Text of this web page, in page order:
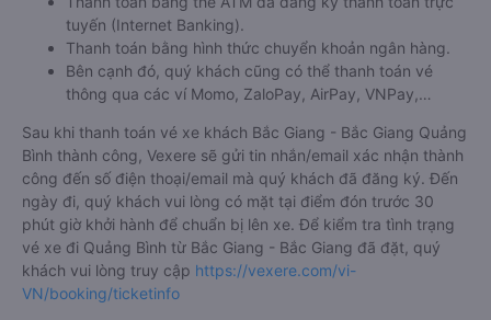
tuyến (Internet Banking).
Thanh toán bằng hình thức chuyển khoản ngân hàng.
Bên cạnh đó, quý khách cũng có thể thanh toán vé
thông qua các ví Momo, ZaloPay, AirPay, VNPay,…
Sau khi thanh toán vé xe khách Bắc Giang - Bắc Giang Quảng
Bình thành công, Vexere sẽ gửi tin nhắn/email xác nhận thành
công đến số điện thoại/email mà quý khách đã đăng ký. Đến
ngày đi, quý khách vui lòng có mặt tại điểm đón trước 30
phút giờ khởi hành để chuẩn bị lên xe. Để kiểm tra tình trạng
vé xe đi Quảng Bình từ Bắc Giang - Bắc Giang đã đặt, quý
khách vui lòng truy cập https://vexere.com/vi-
VN/booking/ticketinfo